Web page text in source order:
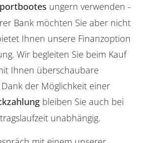
ungern verwenden -
Bank möchten Sie aber nicht
Ihnen unsere Finanzoption
Wir begleiten Sie beim Kauf
Ihnen überschaubare
der Möglichkeit einer
bleiben Sie auch bei
unabhängig.